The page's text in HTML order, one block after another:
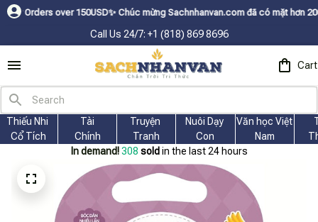
over 150USDㅤ✨ Chúc mừng Sachnhanvan.com đã có mặt hơn 200 quốc
Call Us 24/7: +1 (818) 869 8696
Cart
Thiếu Nhi
Cổ Tích
Tài
Chính
Truyện
Tranh
Nuôi Dạy
Con
Văn học Việt
Nam
In demand! 311 sold in the last 24 hours